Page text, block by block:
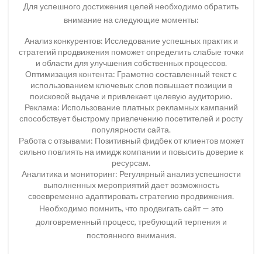
Для успешного достижения целей необходимо обратить
внимание на следующие моменты:
Анализ конкурентов: Исследование успешных практик и
стратегий продвижения поможет определить слабые точки
и области для улучшения собственных процессов.
Оптимизация контента: Грамотно составленный текст с
использованием ключевых слов повышает позиции в
поисковой выдаче и привлекает целевую аудиторию.
Реклама: Использование платных рекламных кампаний
способствует быстрому привлечению посетителей и росту
популярности сайта.
Работа с отзывами: Позитивный фидбек от клиентов может
сильно повлиять на имидж компании и повысить доверие к
ресурсам.
Аналитика и мониторинг: Регулярный анализ успешности
выполненных мероприятий дает возможность
своевременно адаптировать стратегию продвижения.
Необходимо помнить, что продвигать сайт — это
долговременный процесс, требующий терпения и
постоянного внимания.